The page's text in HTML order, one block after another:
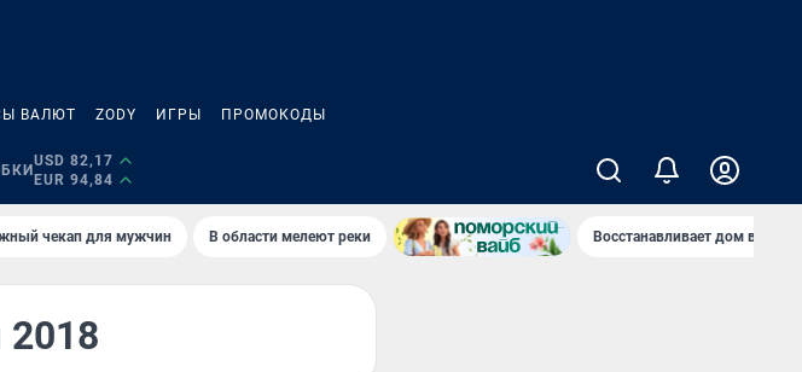
ВАЛЮТ ZODY ИГРЫ ПРОМОКОДЫ
USD 82,17
EUR 94,84
чекап для мужчин В области мелеют реки Восстанавливает дом в
2018